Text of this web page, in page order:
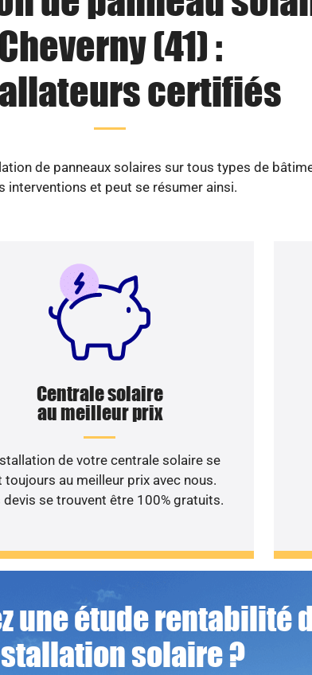
(41) :
certifiés
de panneaux solaires sur tous types de
interventions et peut se résumer ainsi.
Centrale solaire
au meilleur prix
de votre centrale solaire se
toujours au meilleur prix avec nous.
devis se trouvent être 100% gratuits.
une étude rentabilité
solaire ?